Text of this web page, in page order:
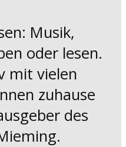
Musik,
oder lesen.
mit vielen
zuhause
des